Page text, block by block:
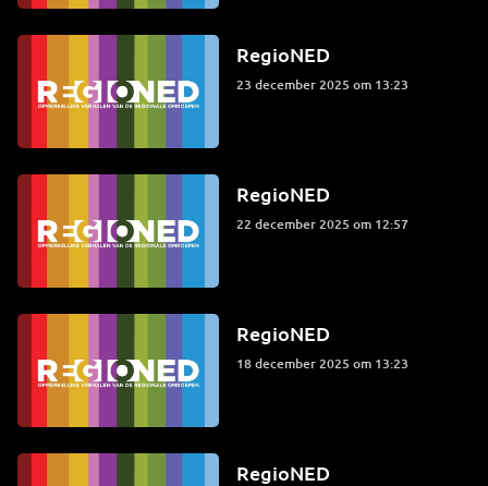
RegioNED
23 december 2025 om 13:23
RegioNED
22 december 2025 om 12:57
RegioNED
18 december 2025 om 13:23
RegioNED